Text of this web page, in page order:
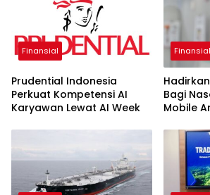
Finansial
Prudential Indonesia
Perkuat Kompetensi AI
Karyawan Lewat AI Week
Finansial
Bagi
Mobile